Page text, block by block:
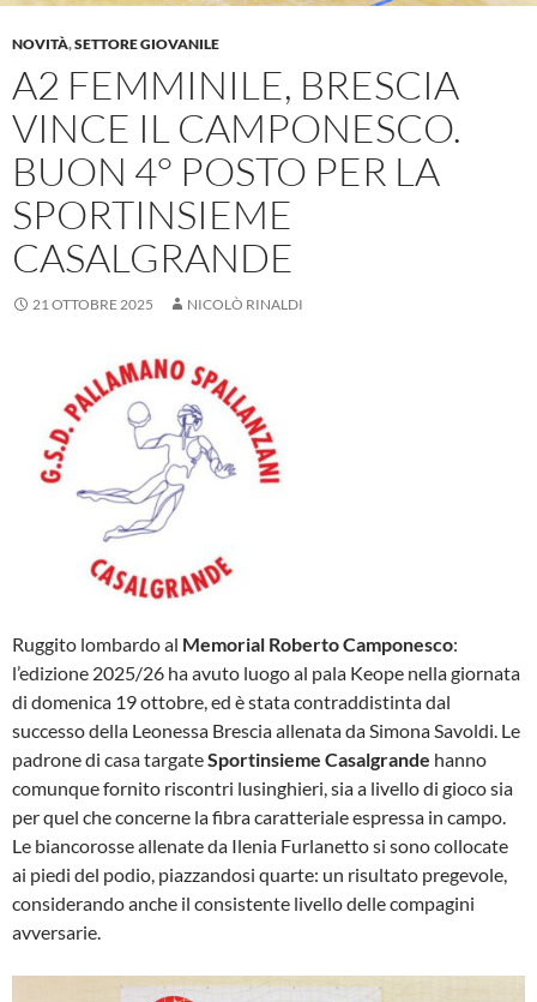
NOVITÀ,SETTORE GIOVANILE
A2 FEMMINILE, BRESCIA
VINCE IL CAMPONESCO.
BUON 4° POSTO PER LA
SPORTINSIEME
CASALGRANDE
21 OTTOBRE 2025 NICOLÒ RINALDI
Ruggito lombardo al Memorial Roberto Camponesco:
l’edizione 2025/26 ha avuto luogo al pala Keope nella giornata
di domenica 19 ottobre, ed è stata contraddistinta dal
successo della Leonessa Brescia allenata da Simona Savoldi. Le
padrone di casa targateSportinsieme Casalgrande hanno
comunque fornito riscontri lusinghieri, sia a livello di gioco sia
per quel che concerne la fibra caratteriale espressa in campo.
Le biancorosse allenate da Ilenia Furlanetto si sono collocate
ai piedi del podio, piazzandosi quarte: un risultato pregevole,
considerando anche il consistente livello delle compagini
avversarie.